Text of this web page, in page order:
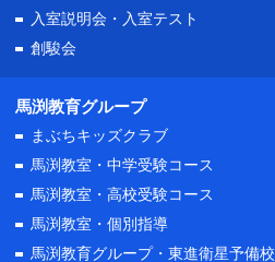
入室説明会・ 入室テスト
創駿会
馬渕教育グループ
まぶちキッズクラブ
馬渕教室・中学受験コース
馬渕教室・高校受験コース
馬渕教室・個別指導
馬渕教育グループ・東進衛星予備校